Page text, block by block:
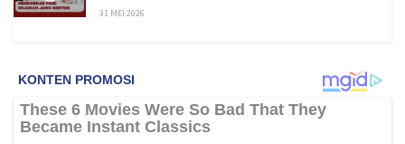
31 MEI 2026